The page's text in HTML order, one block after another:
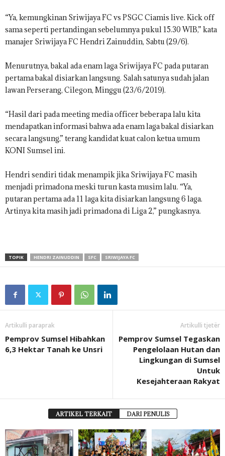
“Ya, kemungkinan Sriwijaya FC vs PSGC Ciamis live. Kick off
sama seperti pertandingan sebelumnya pukul 15.30 WIB,” kata
manajer Sriwijaya FC Hendri Zainuddin, Sabtu (29/6).
Menurutnya, bakal ada enam laga Sriwijaya FC pada putaran
pertama bakal disiarkan langsung. Salah satunya sudah jalan
lawan Perserang, Cilegon, Minggu (23/6/2019).
“Hasil dari pada meeting media officer beberapa lalu kita
mendapatkan informasi bahwa ada enam laga bakal disiarkan
secara langsung,” terang kandidat kuat calon ketua umum
KONI Sumsel ini.
Hendri sendiri tidak menampik jika Sriwijaya FC masih
menjadi primadona meski turun kasta musim lalu. “Ya,
putaran pertama ada 11 laga kita disiarkan langsung 6 laga.
Artinya kita masih jadi primadona di Liga 2,” pungkasnya.
TOPIK HENDRI ZAINUDDIN SFC SRIWIJAYA FC
Artikulli paraprak
Pemprov Sumsel Hibahkan
6,3 Hektar Tanah ke Unsri
Artikulli tjetër
Pemprov Sumsel Tegaskan
Pengelolaan Hutan dan
Lingkungan di Sumsel
Untuk
Kesejahteraan Rakyat
ARTIKEL TERKAIT DARI PENULIS